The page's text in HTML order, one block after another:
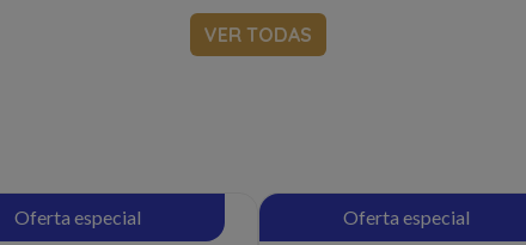
VER TODAS
Oferta especial Oferta especial